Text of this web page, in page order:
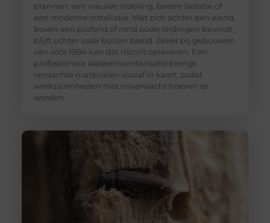
plannen: een nieuwe indeling, betere isolatie of
een moderne installatie. Wat zich achter een wand,
boven een plafond of rond oude leidingen bevindt,
blijft echter vaak buiten beeld. Zeker bij gebouwen
van vóór 1994 kan dat risico’s opleveren. Een
professionele asbestinventarisatie brengt
verdachte materialen vooraf in kaart, zodat
werkzaamheden niet onverwacht hoeven te
worden